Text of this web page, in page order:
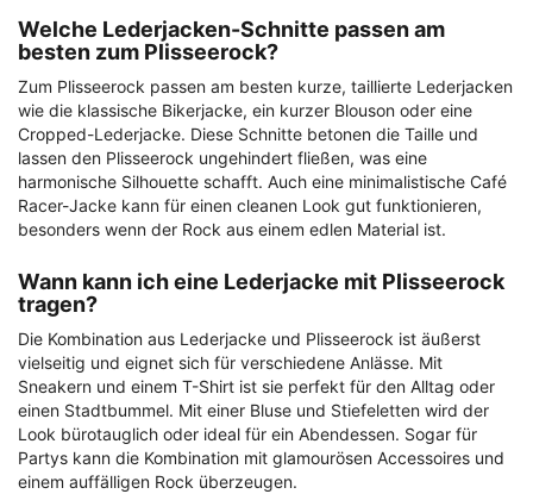
Welche Lederjacken-Schnitte passen am
besten zum Plisseerock?
Zum Plisseerock passen am besten kurze, taillierte Lederjacken
wie die klassische Bikerjacke, ein kurzer Blouson oder eine
Cropped-Lederjacke. Diese Schnitte betonen die Taille und
lassen den Plisseerock ungehindert fließen, was eine
harmonische Silhouette schafft. Auch eine minimalistische Café
Racer-Jacke kann für einen cleanen Look gut funktionieren,
besonders wenn der Rock aus einem edlen Material ist.
Wann kann ich eine Lederjacke mit Plisseerock
tragen?
Die Kombination aus Lederjacke und Plisseerock ist äußerst
vielseitig und eignet sich für verschiedene Anlässe. Mit
Sneakern und einem T-Shirt ist sie perfekt für den Alltag oder
einen Stadtbummel. Mit einer Bluse und Stiefeletten wird der
Look bürotauglich oder ideal für ein Abendessen. Sogar für
Partys kann die Kombination mit glamourösen Accessoires und
einem auffälligen Rock überzeugen.